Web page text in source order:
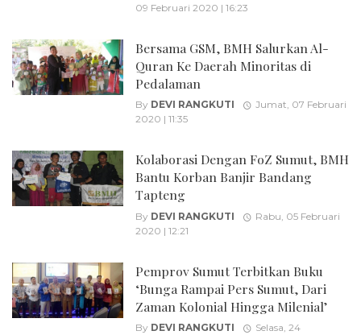
09 Februari 2020 | 16:23
Bersama GSM, BMH Salurkan Al-
Quran Ke Daerah Minoritas di
Pedalaman
By DEVI RANGKUTI
Jumat, 07 Februari
2020 | 11:35
Kolaborasi Dengan FoZ Sumut, BMH
Bantu Korban Banjir Bandang
Tapteng
By DEVI RANGKUTI
Rabu, 05 Februari
2020 | 12:21
Pemprov Sumut Terbitkan Buku
‘Bunga Rampai Pers Sumut, Dari
Zaman Kolonial Hingga Milenial’
By DEVI RANGKUTI
Selasa, 24